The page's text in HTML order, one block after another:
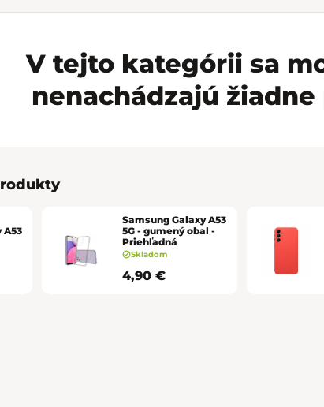
V tejto kategórii sa
nenachádzajú
A53
Samsung Galaxy A53
5G - gumený obal -
Priehľadná
Skladom
4,90 €